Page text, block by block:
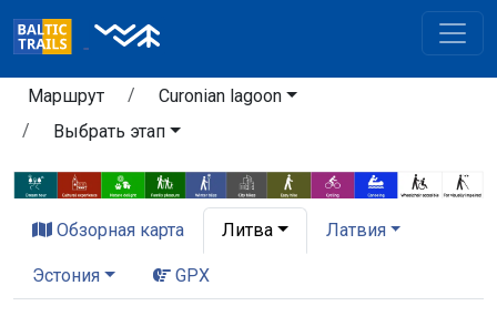
Маршрут
Curonian lagoon
Выбрать этап
Обзорная карта Литва Латвия
Эстония GPX